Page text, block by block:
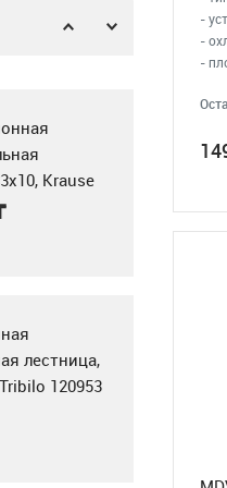
Krause
лестница,
120953
-
-
-